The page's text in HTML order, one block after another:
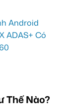
Thế Nào?